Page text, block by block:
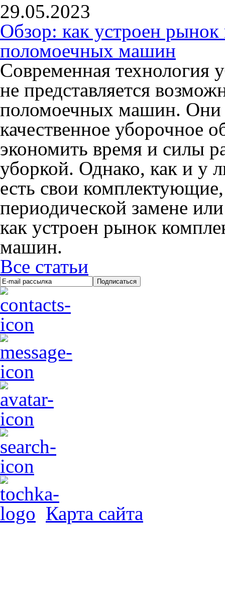
29.05.2023
Обзор: как устроен
поломоечных машин
Современная технология
не представляется
поломоечных машин. Они
качественное уборочное
экономить время и силы
уборкой. Однако, как и у
есть свои
периодической замене
как устроен рынок
машин.
Все статьи
Карта сайта